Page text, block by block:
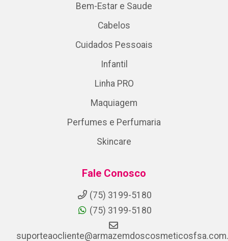
Bem-Estar e Saude
Cabelos
Cuidados Pessoais
Infantil
Linha PRO
Maquiagem
Perfumes e Perfumaria
Skincare
Fale Conosco
(75) 3199-5180
(75) 3199-5180